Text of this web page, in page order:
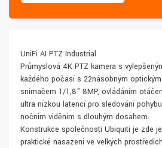
UniFi AI PTZ Industrial
Průmyslová 4K PTZ kamera s
každého počasí s 22násobným
snímačem 1/1,8" 8MP, ovládáním
ultra nízkou latencí pro sledování
nočním viděním s dlouhým dosahem.
Konstrukce společnosti Ubiquiti je zde
praktické nasazení ve velkých